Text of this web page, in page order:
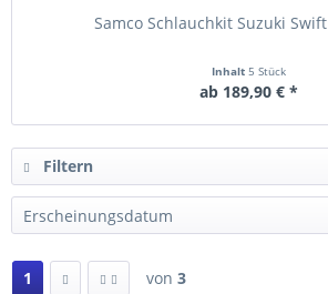
Samco Schlauchkit Suzuki
Inhalt 5 Stück
ab 189,90 € *
Filtern
1 von 3